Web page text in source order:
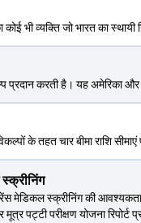
भी व्यक्ति जो भारत का स्थायी
प्रदान करती है। यह अमेरिका
विकल्पों के तहत चार बीमा
मेडिकल स्क्रीनिंग की
पट्टी परीक्षण योजना